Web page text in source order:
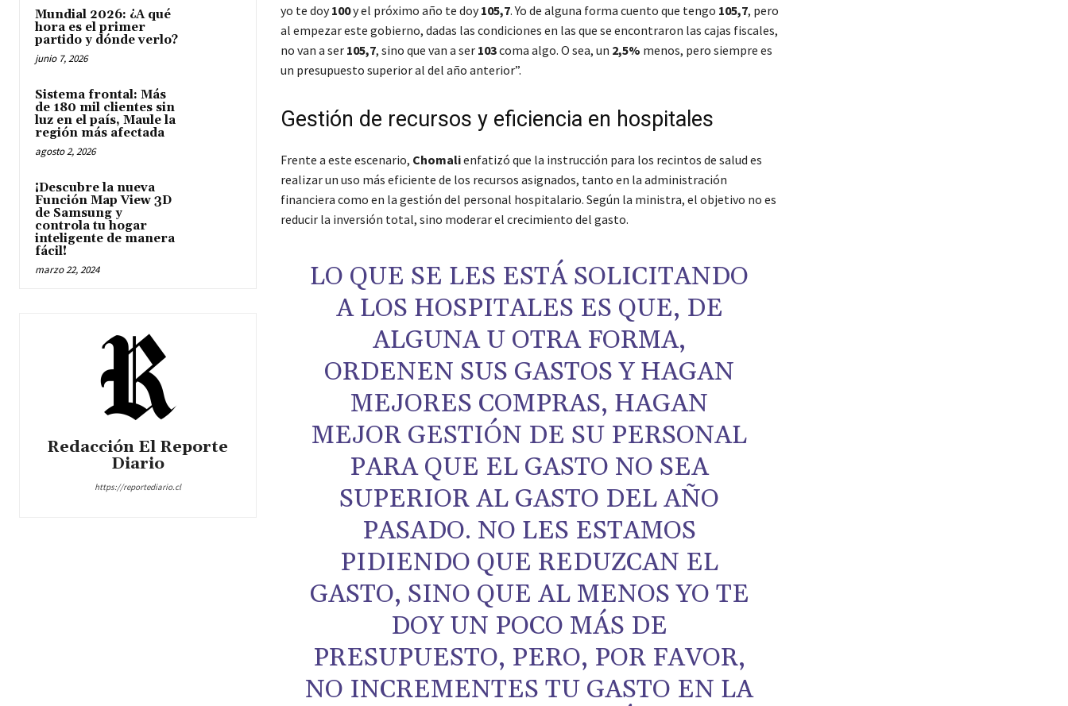
Mundial 2026: ¿A qué
hora es el primer
partido y dónde verlo?
junio 7, 2026
Sistema frontal: Más
de 180 mil clientes sin
luz en el país, Maule la
región más afectada
agosto 2, 2026
¡Descubre la nueva
Función Map View 3D
de Samsung y
controla tu hogar
inteligente de manera
fácil!
marzo 22, 2024
Redacción El Reporte
Diario
https://reportediario.cl
yo te doy100y el próximo año te doy105,7. Yo de alguna forma cuento que tengo 105,7, pero
al empezar este gobierno, dadas las condiciones en las que se encontraron las cajas fiscales,
no van a ser 105,7, sino que van a ser 103coma algo. O sea, un 2,5% menos, pero siempre es
un presupuesto superior al del año anterior”.
Gestión de recursos y eficiencia en hospitales
Frente a este escenario, Chomalienfatizó que la instrucción para los recintos de salud es
realizar un uso más eficiente de los recursos asignados, tanto en la administración
financiera como en la gestión del personal hospitalario. Según la ministra, el objetivo no es
reducir la inversión total, sino moderar el crecimiento del gasto.
LO QUE SE LES ESTÁ SOLICITANDO
A LOS HOSPITALES ES QUE, DE
ALGUNA U OTRA FORMA,
ORDENEN SUS GASTOS Y HAGAN
MEJORES COMPRAS, HAGAN
MEJOR GESTIÓN DE SU PERSONAL
PARA QUE EL GASTO NO SEA
SUPERIOR AL GASTO DEL AÑO
PASADO. NO LES ESTAMOS
PIDIENDO QUE REDUZCAN EL
GASTO, SINO QUE AL MENOS YO TE
DOY UN POCO MÁS DE
PRESUPUESTO, PERO, POR FAVOR,
NO INCREMENTES TU GASTO EN LA